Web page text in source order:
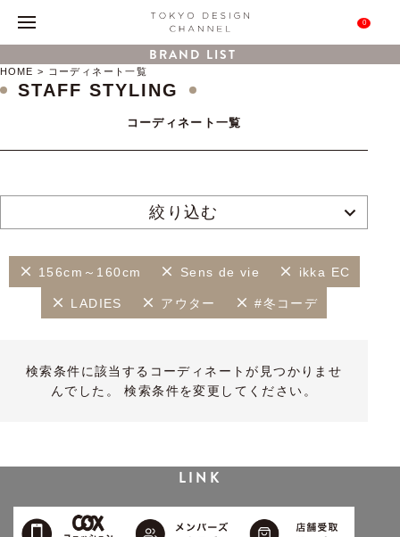
0
BRAND LIST
HOME コーディネート一覧
STAFF STYLING
コーディネート一覧
絞り込む
156cm～160cm Sens de vie ikka EC
LADIES アウター #冬コーデ
検索条件に該当するコーディネートが見つかりませ
んでした。 検索条件を変更してください。
LINK